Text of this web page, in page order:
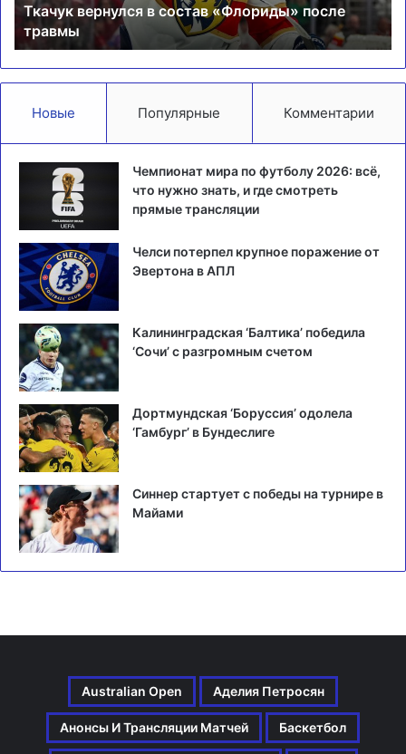
Ткачук вернулся в состав «Флориды» после
травмы
Новые Популярные Комментарии
Чемпионат мира по футболу 2026: всё,
что нужно знать, и где смотреть
прямые трансляции
Челси потерпел крупное поражение от
Эвертона в АПЛ
Калининградская ‘Балтика’ победила
‘Сочи’ с разгромным счетом
Дортмундская ‘Боруссия’ одолела
‘Гамбург’ в Бундеслиге
Синнер стартует с победы на турнире в
Майами
Australian Open Аделия Петросян
Анонсы И Трансляции Матчей Баскетбол